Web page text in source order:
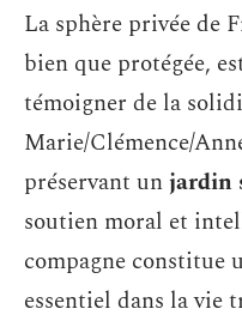
La sphère privée de
bien que protégée,
témoigner de la
Marie/Clémence/
préservant unjardin
soutien moral et
compagne constitue
essentiel dans la vie